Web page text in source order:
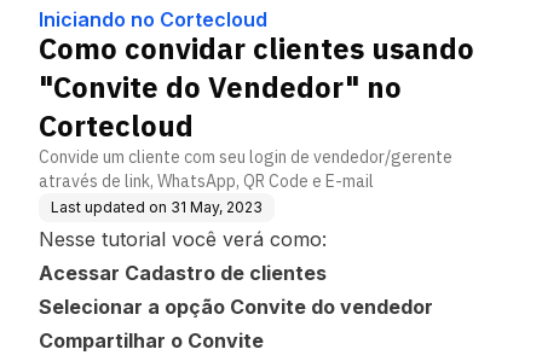
Iniciando no Cortecloud
Como convidar clientes usando
"Convite do Vendedor" no
Cortecloud
Convide um cliente com seu login de vendedor/gerente
através de link, WhatsApp, QR Code e E-mail
Last updated on 31 May, 2023
Nesse tutorial você verá como:
Acessar Cadastro de clientes
Selecionar a opção Convite do vendedor
Compartilhar o Convite